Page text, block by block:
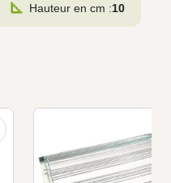
Hauteur en cm :10